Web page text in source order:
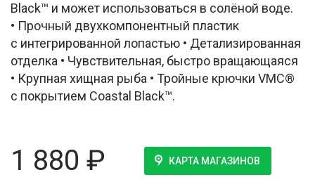
Black™ и может использоваться в солёной воде.
• Прочный двухкомпонентный пластик
с интегрированной лопастью • Детализированная
отделка • Чувствительная, быстро вращающаяся
• Крупная хищная рыба • Тройные крючки VMC®
с покрытием Coastal Black™.
1 880 ₽ КАРТА МАГАЗИНОВ